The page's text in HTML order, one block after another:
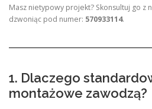
Masz nietypowy projekt? Skonsultuj go z
dzwoniąc pod numer: 570933114.
1. Dlaczego
montażowe zawodzą?